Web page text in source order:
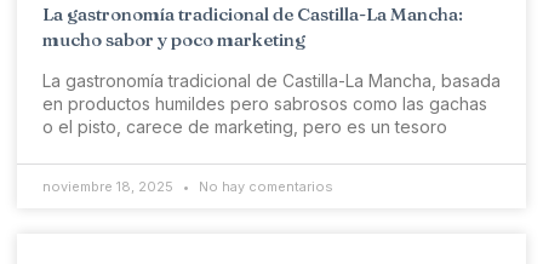
La gastronomía tradicional de Castilla-La Mancha:
mucho sabor y poco marketing
La gastronomía tradicional de Castilla-La Mancha, basada
en productos humildes pero sabrosos como las gachas
o el pisto, carece de marketing, pero es un tesoro
noviembre 18, 2025 No hay comentarios